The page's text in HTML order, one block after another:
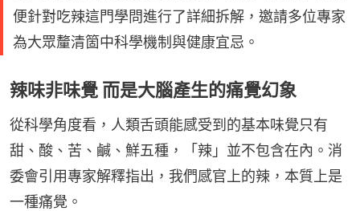
便針對吃辣這門學問進行了詳細拆解，邀請多位專家
為大眾釐清箇中科學機制與健康宜忌。
辣味非味覺 而是大腦產生的痛覺幻象
從科學角度看，人類舌頭能感受到的基本味覺只有
甜、酸、苦、鹹、鮮五種，「辣」並不包含在內。消
委會引用專家解釋指出，我們感官上的辣，本質上是
一種痛覺。